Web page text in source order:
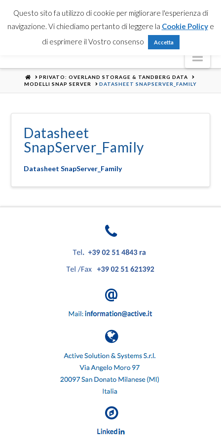
HOMEPRIVATO: OVERLAND STORAGE & TANDBERG DATA
MODELLI SNAP SERVER
DATASHEET SNAPSERVER_FAMILY
Datasheet
SnapServer_Family
Datasheet SnapServer_Family
Questo sito fa utilizzo di cookie per migliorare l'esperienza di
navigazione. Vi chiediamo pertanto di leggere la Cookie Policye
di esprimere il Vostro consenso
Accetta